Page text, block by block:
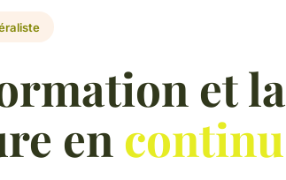
et la
en continu